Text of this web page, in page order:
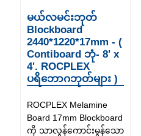
မယ်လမင်းဘုတ်
Blockboard
2440*1220*17mm - (
Contiboard ဘုံ- 8' x
4'. ROCPLEX
ပရိဘောဂဘုတ်များ )
ROCPLEX Melamine
Board 17mm Blockboard
ကို သာလွန်ကောင်းမွန်သော